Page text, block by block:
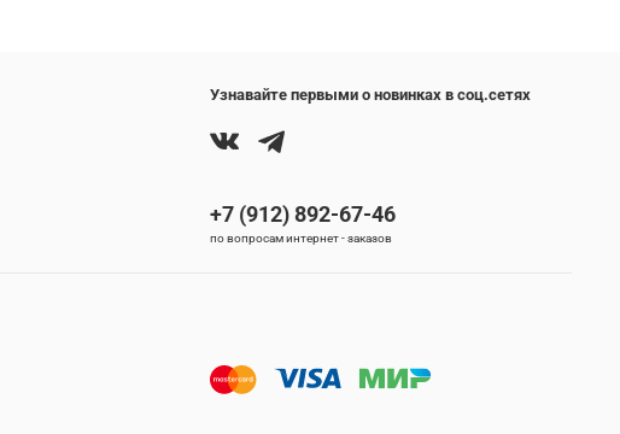
Узнавайте первыми о новинках в соц.сетях
+7 (912) 892-67-46
по вопросам интернет - заказов